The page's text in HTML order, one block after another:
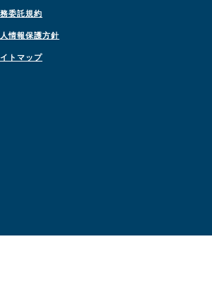
委託規約
情報保護方針
トマップ